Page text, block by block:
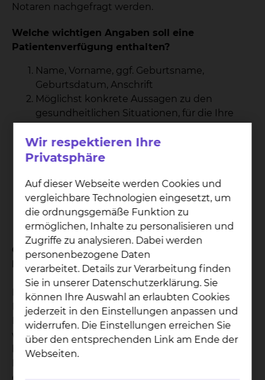
Notaren nachgefragt werden.
Welche wichtigen Angaben soll eine
Patientenverfügung enthalten?
Name, Vorname, ggf. Geburtsname,
Geburtsdatum, Anschrift
Möglichst konkrete Aussagen zu den
gesundheitlichen Situationen, für die Ihre
Aussagen zu ärztlichen
Behandlungsmaßnahmen, die Sie wünschen
Möglichst Benennung eines
Bevollmächtigten für medizinische
Behandlungsfragen.
Ort, Datum, Unterschrift.
Gibt es geeignete Vordrucke, um eine
Patientenverfügung abzufassen?
Diese Broschüren informieren gründlich über die
Hintergründe zur Patientenverfügung und helfen
Ihnen bei der eigenen Entscheidungsfindung,
welche medizinischen Maßnahmen Sie
befürworten oder ablehnen möchte. Sie bieten
einer schweren Erkrankung zu dokumentieren. Es
Wir respektieren Ihre
Privatsphäre
Auf dieser Webseite werden Cookies und
vergleichbare Technologien eingesetzt, um
die ordnungsgemäße Funktion zu
ermöglichen, Inhalte zu personalisieren und
Zugriffe zu analysieren. Dabei werden
personenbezogene Daten
verarbeitet. Details zur Verarbeitung finden
Sie in unserer Datenschutzerklärung. Sie
können Ihre Auswahl an erlaubten Cookies
jederzeit in den Einstellungen anpassen und
widerrufen. Die Einstellungen erreichen Sie
über den entsprechenden Link am Ende der
Webseiten.